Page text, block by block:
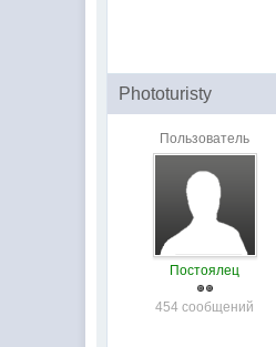
Phototuristy
Пользователь
Постоялец
454 сообщений